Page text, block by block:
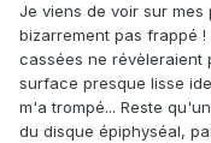
Je viens de voir sur
bizarrement pas frappé
cassées ne révèleraient
surface presque lisse
m'a trompé... Reste
du disque épiphyséal,